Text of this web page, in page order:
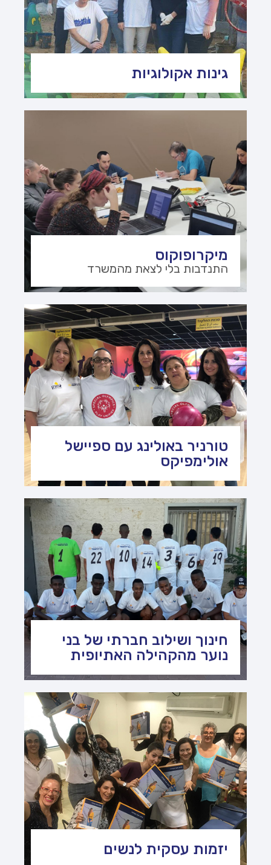
גינות אקולוגיות
מיקרופוקוס
התנדבות בלי לצאת מהמשרד
טורניר באולינג עם ספיישל
אולימפיקס
חינוך ושילוב חברתי של בני
נוער מהקהילה האתיופית
יזמות עסקית לנשים